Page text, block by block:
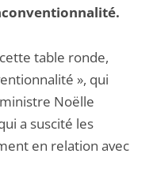
table ronde,
», qui
Noëlle
a suscité les
en relation avec